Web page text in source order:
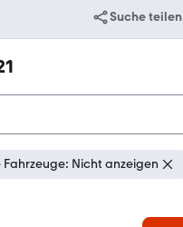
Suche teilen
Nicht anzeigen